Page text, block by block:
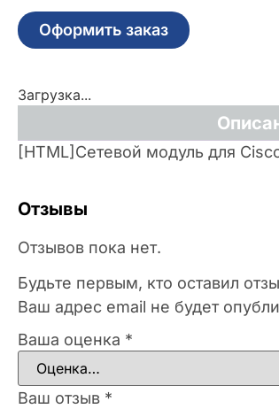
Оформить заказ
Загрузка...
[HTML]Сетевой модуль для
Отзывы
Отзывов пока нет.
Будьте первым, кто оставил
Ваш адрес email не будет
Ваша оценка *
Ваш отзыв *